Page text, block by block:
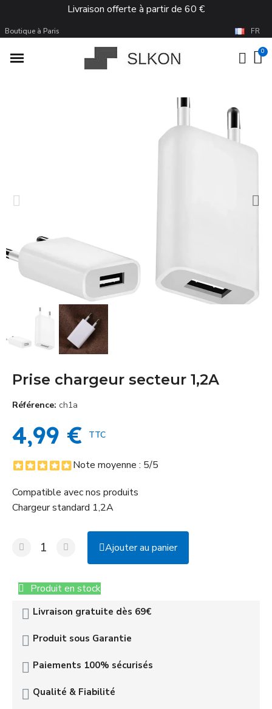
Livraison offerte à partir de 60 €
Boutique à Paris FR
Prise chargeur secteur 1,2A
Référence ch1a
4,99 € TTC
Note moyenne : 5/5
Compatible avec nos produits
Chargeur standard 1,2A
Ajouter au panier
Produit en stock
Livraison gratuite dès 69€
Produit sous Garantie
Paiements 100% sécurisés
Qualité & Fiabilité